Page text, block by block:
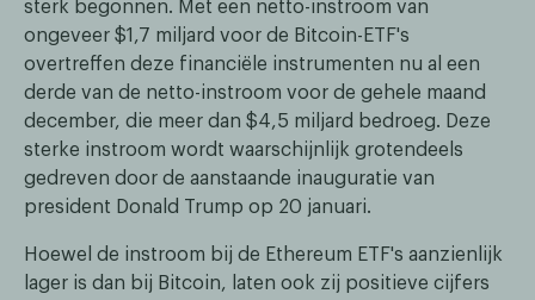
sterk begonnen. Met een netto-instroom van
ongeveer $1,7 miljard voor de Bitcoin-ETF's
overtreffen deze financiële instrumenten nu al een
derde van de netto-instroom voor de gehele maand
december, die meer dan $4,5 miljard bedroeg. Deze
sterke instroom wordt waarschijnlijk grotendeels
gedreven door de aanstaande inauguratie van
president Donald Trump op 20 januari.
Hoewel de instroom bij de Ethereum ETF's aanzienlijk
lager is dan bij Bitcoin, laten ook zij positieve cijfers